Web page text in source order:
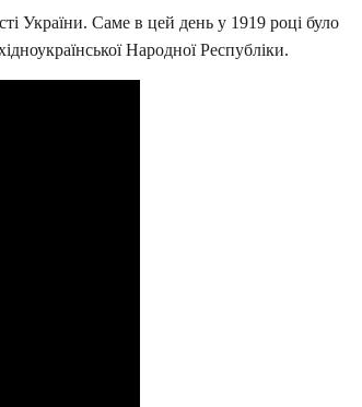
України. Саме в цей день у 1919 році було
Народної Республіки.